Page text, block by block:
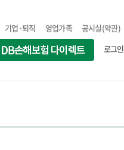
기업·퇴직 영업가족 공시실(약관)
로그인